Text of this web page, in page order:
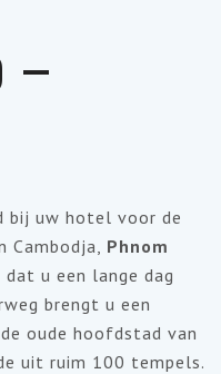
–
bij uw hotel voor de
Phnom
u een lange dag
brengt u een
, de oude hoofdstad van
uit ruim 100 tempels.